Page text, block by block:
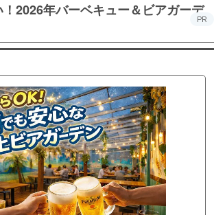
2026年バーベキュー＆ビアガーデ
PR